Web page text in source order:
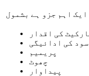
اہم جزو ہے بشمول
کی اقدار
سود کی ادائیگی
پریمیم
چھوٹ
پیداوار